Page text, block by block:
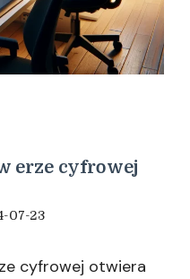
erze cyfrowej
07-23
cyfrowej otwiera